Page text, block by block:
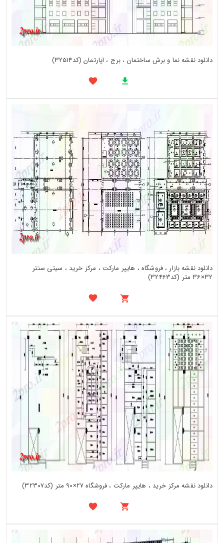
دانلود نقشه نما و برش ساختمان ، برج ، اپارتمان (کد32514)
دانلود نقشه بازار ، فروشگاه ، هایپر مارکت ، مرکز خرید ، سیتی سنتر
32×36 متر (کد32463)
دانلود نقشه مرکز خرید ، هایپر مارکت ، فروشگاه 27×90 متر (کد32307)